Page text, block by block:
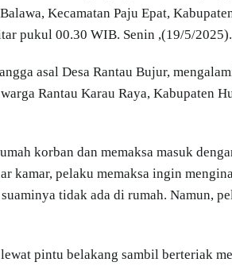
Kecamatan Paju Epat,
pukul 00.30 WIB. Senin ,(19/5/2025).
asal Desa Rantau Bujur,
Rantau Karau Raya, Kabupaten
korban dan memaksa masuk
kamar, pelaku memaksa ingin
tidak ada di rumah. Namun,
pintu belakang sambil berteriak